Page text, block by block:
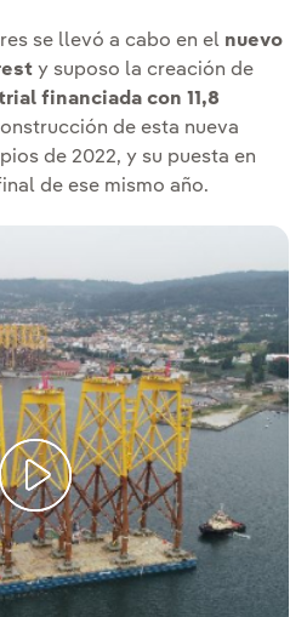
se llevó a cabo en el nuevo
y suposo la creación de
financiada con 11,8
de esta nueva
de 2022, y su puesta en
de ese mismo año.